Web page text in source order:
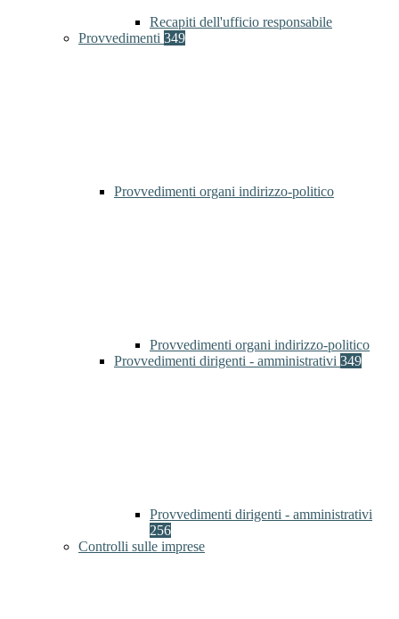
Recapiti dell'ufficio responsabile
Provvedimenti 349
Provvedimenti organi indirizzo-politico
Provvedimenti organi indirizzo-politico
Provvedimenti dirigenti - amministrativi 349
Provvedimenti dirigenti - amministrativi
256
Controlli sulle imprese